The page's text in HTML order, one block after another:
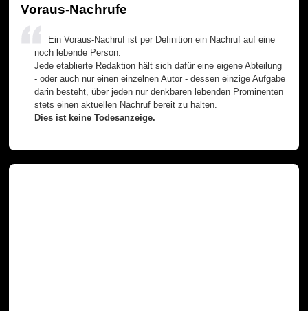
Voraus-Nachrufe
Ein Voraus-Nachruf ist per Definition ein Nachruf auf eine
noch lebende Person.
Jede etablierte Redaktion hält sich dafür eine eigene Abteilung
- oder auch nur einen einzelnen Autor - dessen einzige Aufgabe
darin besteht, über jeden nur denkbaren lebenden Prominenten
stets einen aktuellen Nachruf bereit zu halten.
Dies ist keine Todesanzeige.